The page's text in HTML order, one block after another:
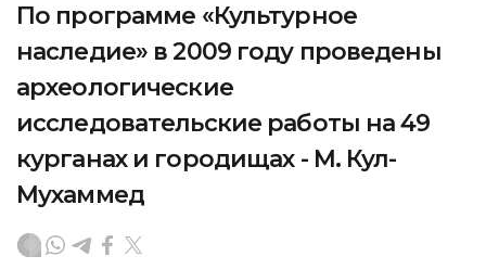
По программе «Культурное
наследие» в 2009 году проведены
археологические
исследовательские работы на 49
курганах и городищах - М. Кул-
Мухаммед